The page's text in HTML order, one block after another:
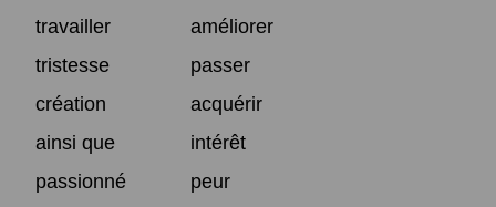
travailler
améliorer
tristesse
passer
création
acquérir
ainsi que
intérêt
passionné
peur